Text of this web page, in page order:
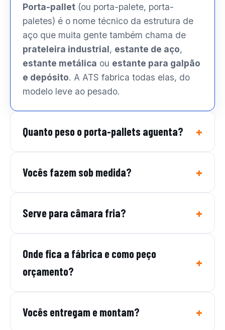
Porta-pallet (ou porta-palete, porta-
paletes) é o nome técnico da estrutura de
aço que muita gente também chama de
prateleira industrial, estante de aço,
estante metálica ou estante para galpão
e depósito. A ATS fabrica todas elas, do
modelo leve ao pesado.
Quanto peso o porta-pallets aguenta?
Vocês fazem sob medida?
Serve para câmara fria?
Onde fica a fábrica e como peço
orçamento?
Vocês entregam e montam?